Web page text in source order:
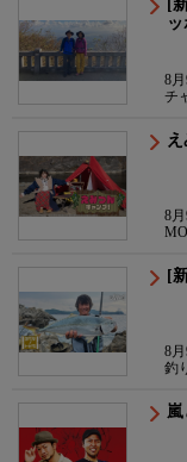
[
8
チ
8
[
8
釣
嵐